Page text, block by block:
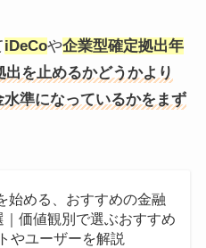
iDeCoや企業型確定拠出年
出を止めるかどうかより
準になっているかをまず
始める、おすすめの金融
｜価値観別で選ぶおすすめ
やユーザーを解説